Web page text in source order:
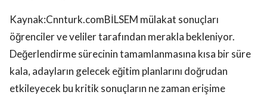
Kaynak:Cnnturk.comBİLSEM mülakat sonuçları
öğrenciler ve veliler tarafından merakla bekleniyor.
Değerlendirme sürecinin tamamlanmasına kısa bir süre
kala, adayların gelecek eğitim planlarını doğrudan
etkileyecek bu kritik sonuçların ne zaman erişime